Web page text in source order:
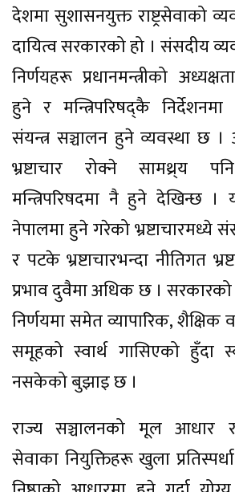
देशमा सुशासनयुक्त राष्ट्रसेवाको
दायित्व सरकारको हो । संसदीय
निर्णयहरू प्रधानमन्त्रीको
हुने र मन्त्रिपरिषद्कै
संयन्त्र सञ्चालन हुने व्यवस्था छ
भ्रष्टाचार रोक्ने सामथ्र्य
मन्त्रिपरिषदमा नै हुने देखिन्छ ।
नेपालमा हुने गरेको भ्रष्टाचारमध्ये
र पटके भ्रष्टाचारभन्दा नीतिगत
प्रभाव दुवैमा अधिक छ । सरकारको
निर्णयमा समेत व्यापारिक, शैक्षिक
समूहको स्वार्थ गासिएको हुँदा
नसकेको बुझाइ छ ।
राज्य सञ्चालनको मूल आधार
सेवाका नियुक्तिहरू खुला